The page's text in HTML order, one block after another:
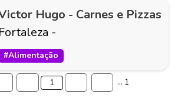
Hugo - Carnes e Pizzas
Fortaleza -
#Alimentação
... 1